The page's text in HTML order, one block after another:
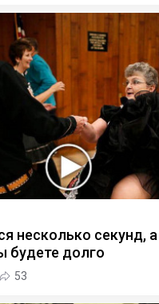
несколько секунд, а
будете долго
53